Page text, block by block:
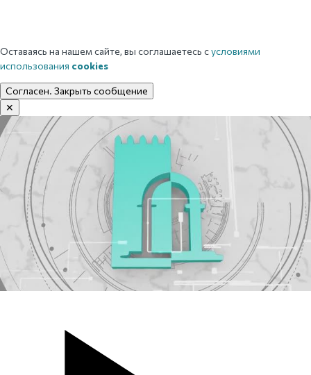
Оставаясь на нашем сайте, вы соглашаетесь сусловиями
использования cookies
Согласен. Закрыть сообщение
✕